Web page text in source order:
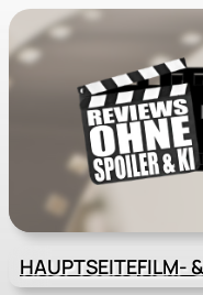
Zum
Inhalt
springen
HAUPTSEITEFILM-